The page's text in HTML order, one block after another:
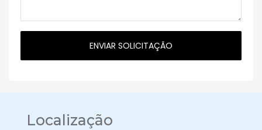
Localização